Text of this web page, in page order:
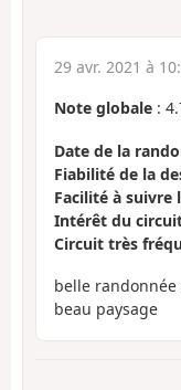
29 avr. 2021 à
Note globale :
Date de la
Fiabilité de la
Facilité à
Intérêt du
Circuit très
belle
beau paysage